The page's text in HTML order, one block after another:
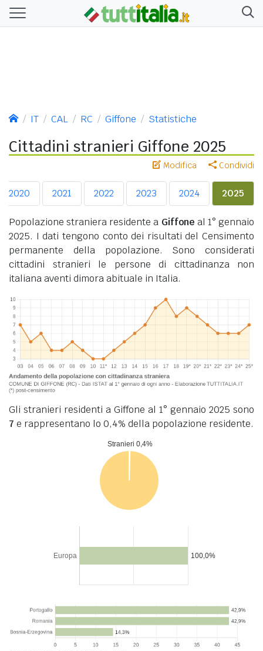
IT CAL RC Giffone Statistiche
Cittadini stranieri Giffone 2025
Modifica Condividi
2020 2021 2022 2023 2024 2025
Popolazione straniera residente a Giffone al 1° gennaio
2025. I dati tengono conto dei risultati del Censimento
permanente della popolazione. Sono considerati
cittadini stranieri le persone di cittadinanza non
italiana aventi dimora abituale in Italia.
Gli stranieri residenti a Giffone al 1° gennaio 2025 sono
7 e rappresentano lo 0,4% della popolazione residente.